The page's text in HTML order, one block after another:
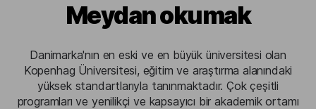
Meydan okumak
Danimarka'nın en eski ve en büyük üniversitesi olan
Kopenhag Üniversitesi, eğitim ve araştırma alanındaki
yüksek standartlarıyla tanınmaktadır. Çok çeşitli
programları ve yenilikçi ve kapsayıcı bir akademik ortamı